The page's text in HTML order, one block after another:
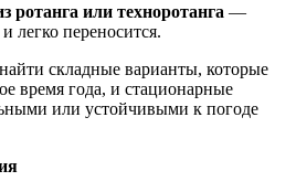
ротанга или техноротанга —
легко переносится.
складные варианты, которые
время года, и стационарные
или устойчивыми к погоде